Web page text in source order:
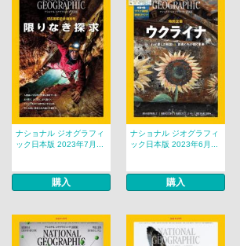
ナショナル ジオグラフィ
ック日本版 2023年7月...
購入
ナショナル ジオグラフィ
ック日本版 2023年6月...
購入